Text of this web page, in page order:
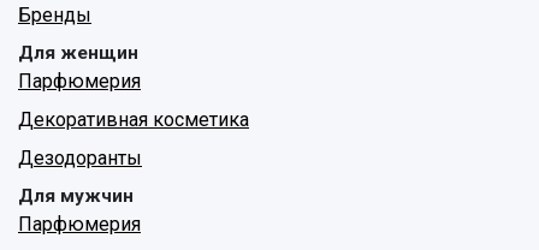
Бренды
Для женщин
Парфюмерия
Декоративная косметика
Дезодоранты
Для мужчин
Парфюмерия